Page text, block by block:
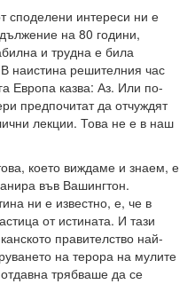
споделени интереси ни е
на 80 години,
и трудна е била
наистина решителния час
Европа казва: Аз. Или по-
предпочитат да отчуждят
лекции. Това не е в наш
което виждаме и знаем, е
във Вашингтон.
ни е известно, е, че в
от истината. И тази
правителство най-
на терора на мулите
трябваше да се